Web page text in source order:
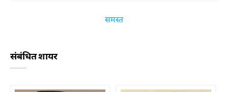
समस्त
संबंधित शायर